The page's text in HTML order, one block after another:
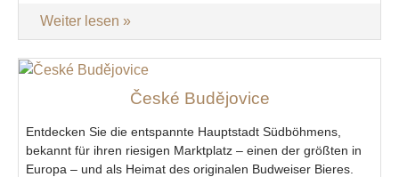
Weiter lesen
České Budějovice
Entdecken Sie die entspannte Hauptstadt Südböhmens,
bekannt für ihren riesigen Marktplatz – einen der größten in
Europa – und als Heimat des originalen Budweiser Bieres.